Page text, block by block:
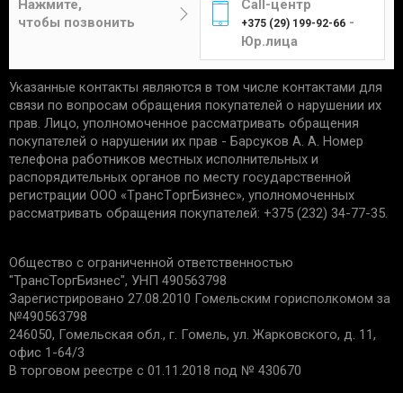
зависимости от габаритов и веса изделия.
Курьер
Доставка товаров курьером
осуществляется по будням с 10:00 до 22:00.
Гомель - 6 рублей
Могилев - 6 рублей
Светлогорск - 6 рублей
Речица - 6 рублей
отсутствие следов установки;
чек, подтверждающий приобретение;
Единственным подтверждением установки товара
является акт выполненных работ с названием
услуги и устанавливаемой детали. Гарантийные
обязательства не распространяются:
на запчасти со следами механических
повреждений.
воздействий, нарушения правил установки/
хранения;
на дефекты из-за износа деталей, в срок
установленный производителем;
если причиной поломки стала
Нажмите,
чтобы позвонить
Call-центр
+375 (29) 199-92-66 -
Юр.лица
Указанные контакты являются в том числе контактами для
связи по вопросам обращения покупателей о нарушении их
прав. Лицо, уполномоченное рассматривать обращения
покупателей о нарушении их прав - Барсуков А. А. Номер
телефона работников местных исполнительных и
распорядительных органов по месту государственной
регистрации ООО «TрaнcТopгБизнec», уполномоченных
рассматривать обращения покупателей: +375 (232) 34-77-35.
Общество с ограниченной ответственностью
"ТрансТоргБизнес", УНП 490563798
Зарегистрировано 27.08.2010 Гомельским горисполкомом за
№490563798
246050, Гомельская обл., г. Гомель, ул. Жарковского, д. 11,
офис 1-64/3
В торговом реестре с 01.11.2018 под № 430670